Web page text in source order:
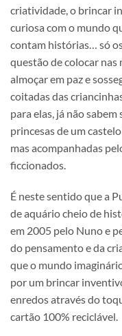
criatividade, o brincar
curiosa com o mundo
contam histórias… só
questão de colocar nas
almoçar em paz e
coitadas das
para elas, já não
princesas de um
mas acompanhadas
ficcionados.
É neste sentido que a
de aquário cheio de
em 2005 pelo Nuno e
do pensamento e da
que o mundo
por um brincar
enredos através do
cartão 100% reciclável.